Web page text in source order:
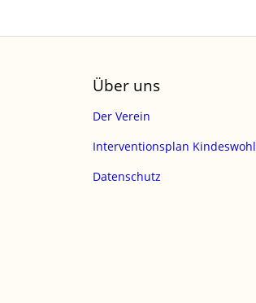
Über uns
Der Verein
Interventionsplan Kindeswohl
Datenschutz